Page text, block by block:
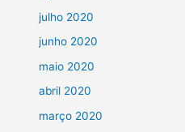
julho 2020
junho 2020
maio 2020
abril 2020
março 2020